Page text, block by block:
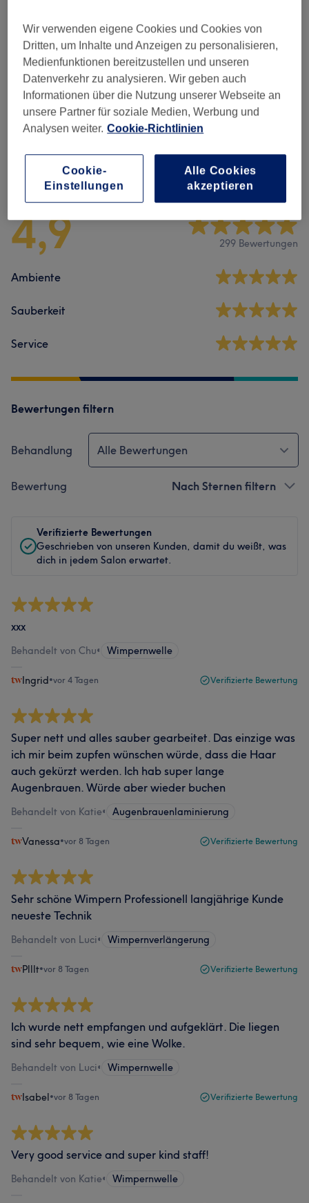
Alle Services
Wimpernverlängerung (19) ab 5 €
Augenbrauen & Wimpernbehandlungen (7) ab 65 €
Salonbewertungen
4,9 299 Bewertungen
Ambiente
Sauberkeit
Service
Bewertungen filtern
Behandlung Alle Bewertungen
Bewertung Nach Sternen filtern
Verifizierte Bewertungen
Geschrieben von unseren Kunden, damit du weißt, was
dich in jedem Salon erwartet.
xxx
Behandelt von Chu• Wimpernwelle
Ingrid•vor 4 Tagen Verifizierte Bewertung
Super nett und alles sauber gearbeitet. Das einzige was
ich mir beim zupfen wünschen würde, dass die Haar
auch gekürzt werden. Ich hab super lange
Augenbrauen. Würde aber wieder buchen
Behandelt von Katie• Augenbrauenlaminierung
Vanessa•vor 8 Tagen Verifizierte Bewertung
Sehr schöne Wimpern Professionell langjährige Kunde
neueste Technik
Behandelt von Luci• Wimpernverlängerung
Plllt•vor 8 Tagen Verifizierte Bewertung
Ich wurde nett empfangen und aufgeklärt. Die liegen
sind sehr bequem, wie eine Wolke.
Behandelt von Luci• Wimpernwelle
Isabel•vor 8 Tagen Verifizierte Bewertung
Very good service and super kind staff!
Behandelt von Katie• Wimpernwelle
Wir verwenden eigene Cookies und Cookies von
Dritten, um Inhalte und Anzeigen zu personalisieren,
Medienfunktionen bereitzustellen und unseren
Datenverkehr zu analysieren. Wir geben auch
Informationen über die Nutzung unserer Webseite an
unsere Partner für soziale Medien, Werbung und
Analysen weiter. Cookie-Richtlinien
Cookie-
Einstellungen
Alle Cookies
akzeptieren